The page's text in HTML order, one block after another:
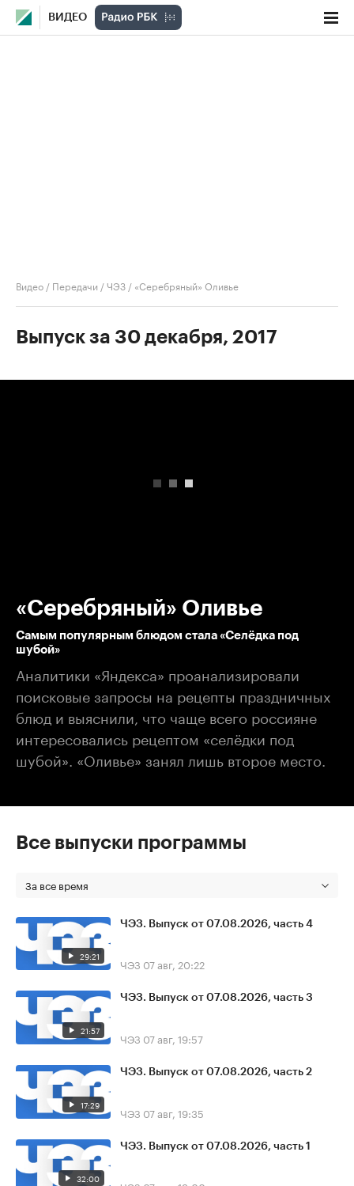
ВИДЕО
Видео / Передачи /ЧЭЗ / «Серебряный» Оливье
Выпуск за 30 декабря, 2017
«Серебряный» Оливье
Самым популярным блюдом стала «Селёдка под
шубой»
Аналитики «Яндекса» проанализировали
поисковые запросы на рецепты праздничных
блюд и выяснили, что чаще всего россияне
интересовались рецептом «селёдки под
шубой». «Оливье» занял лишь второе место.
Все выпуски программы
За все время
29:21
ЧЭЗ. Выпуск от 07.08.2026, часть 4
ЧЭЗ 07 авг, 20:22
21:57
ЧЭЗ. Выпуск от 07.08.2026, часть 3
ЧЭЗ 07 авг, 19:57
17:29
ЧЭЗ. Выпуск от 07.08.2026, часть 2
ЧЭЗ 07 авг, 19:35
32:00
ЧЭЗ. Выпуск от 07.08.2026, часть 1